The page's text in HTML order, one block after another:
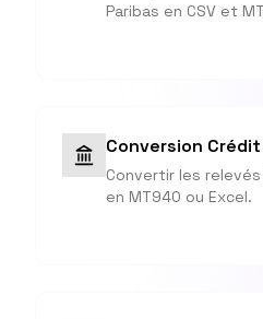
Paribas en CSV et
Conversion
Convertir les
en MT940 ou Excel.